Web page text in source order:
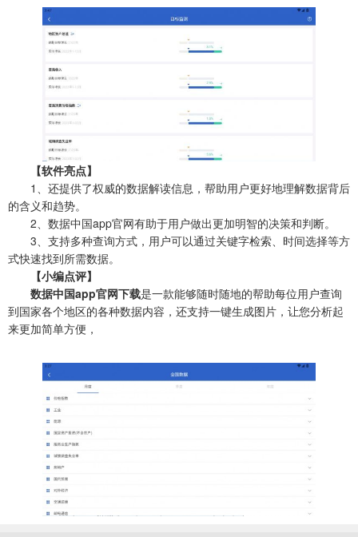
【软件亮点】
1、还提供了权威的数据解读信息，帮助用户更好地理解数据背后
的含义和趋势。
2、数据中国app官网有助于用户做出更加明智的决策和判断。
3、支持多种查询方式，用户可以通过关键字检索、时间选择等方
式快速找到所需数据。
【小编点评】
数据中国app官网下载是一款能够随时随地的帮助每位用户查询
到国家各个地区的各种数据内容，还支持一键生成图片，让您分析起
来更加简单方便，